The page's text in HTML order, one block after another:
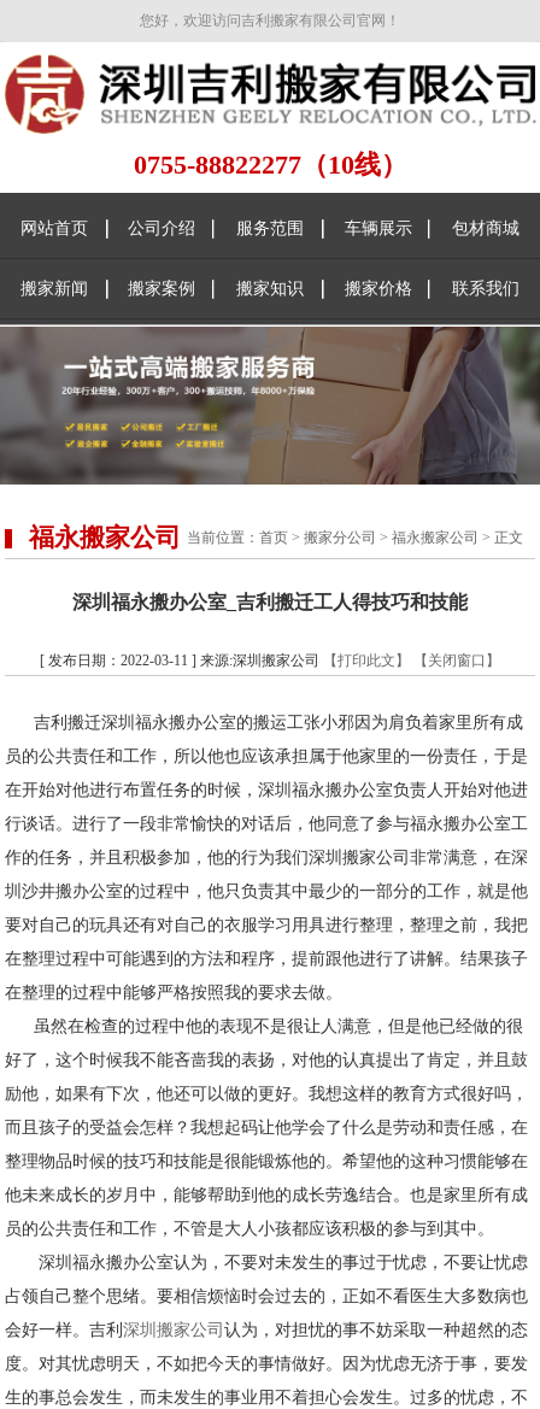
您好，欢迎访问吉利搬家有限公司官网！
0755-88822277（10线）
网站首页 公司介绍 服务范围 车辆展示 包材商城
搬家新闻 搬家案例 搬家知识 搬家价格 联系我们
福永搬家公司 当前位置： 首页> 搬家分公司 > 福永搬家公司 > 正文
深圳福永搬办公室_吉利搬迁工人得技巧和技能
[ 发布日期：2022-03-11 ] 来源:深圳搬家公司 【打印此文】 【关闭窗口】
吉利搬迁深圳福永搬办公室的搬运工张小邪因为肩负着家里所有成
员的公共责任和工作，所以他也应该承担属于他家里的一份责任，于是
在开始对他进行布置任务的时候，深圳福永搬办公室负责人开始对他进
行谈话。进行了一段非常愉快的对话后，他同意了参与福永搬办公室工
作的任务，并且积极参加，他的行为我们深圳搬家公司非常满意，在深
圳沙井搬办公室的过程中，他只负责其中最少的一部分的工作，就是他
要对自己的玩具还有对自己的衣服学习用具进行整理，整理之前，我把
在整理过程中可能遇到的方法和程序，提前跟他进行了讲解。结果孩子
在整理的过程中能够严格按照我的要求去做。
虽然在检查的过程中他的表现不是很让人满意，但是他已经做的很
好了，这个时候我不能吝啬我的表扬，对他的认真提出了肯定，并且鼓
励他，如果有下次，他还可以做的更好。我想这样的教育方式很好吗，
而且孩子的受益会怎样？我想起码让他学会了什么是劳动和责任感，在
整理物品时候的技巧和技能是很能锻炼他的。希望他的这种习惯能够在
他未来成长的岁月中，能够帮助到他的成长劳逸结合。也是家里所有成
员的公共责任和工作，不管是大人小孩都应该积极的参与到其中。
深圳福永搬办公室认为，不要对未发生的事过于忧虑，不要让忧虑
占领自己整个思绪。要相信烦恼时会过去的，正如不看医生大多数病也
会好一样。吉利深圳搬家公司认为，对担忧的事不妨采取一种超然的态
度。对其忧虑明天，不如把今天的事情做好。因为忧虑无济于事，要发
生的事总会发生，而未发生的事业用不着担心会发生。过多的忧虑，不